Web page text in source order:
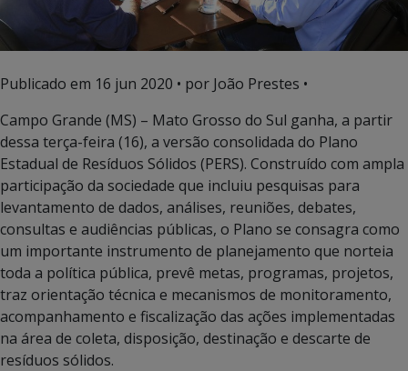
Publicado em 16 jun 2020 • por João Prestes •
Campo Grande (MS) – Mato Grosso do Sul ganha, a partir
dessa terça-feira (16), a versão consolidada do Plano
Estadual de Resíduos Sólidos (PERS). Construído com ampla
participação da sociedade que incluiu pesquisas para
levantamento de dados, análises, reuniões, debates,
consultas e audiências públicas, o Plano se consagra como
um importante instrumento de planejamento que norteia
toda a política pública, prevê metas, programas, projetos,
traz orientação técnica e mecanismos de monitoramento,
acompanhamento e fiscalização das ações implementadas
na área de coleta, disposição, destinação e descarte de
resíduos sólidos.